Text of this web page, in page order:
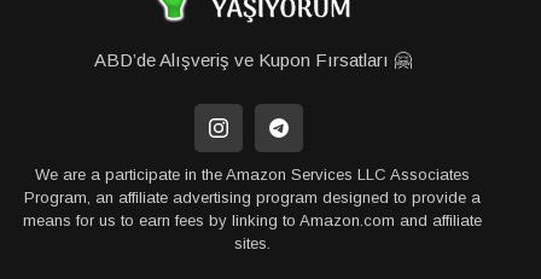
ABD’de Alışveriş ve Kupon Fırsatları 🤗
We are a participate in the Amazon Services LLC Associates
Program, an affiliate advertising program designed to provide a
means for us to earn fees by linking to Amazon.com and affiliate
sites.